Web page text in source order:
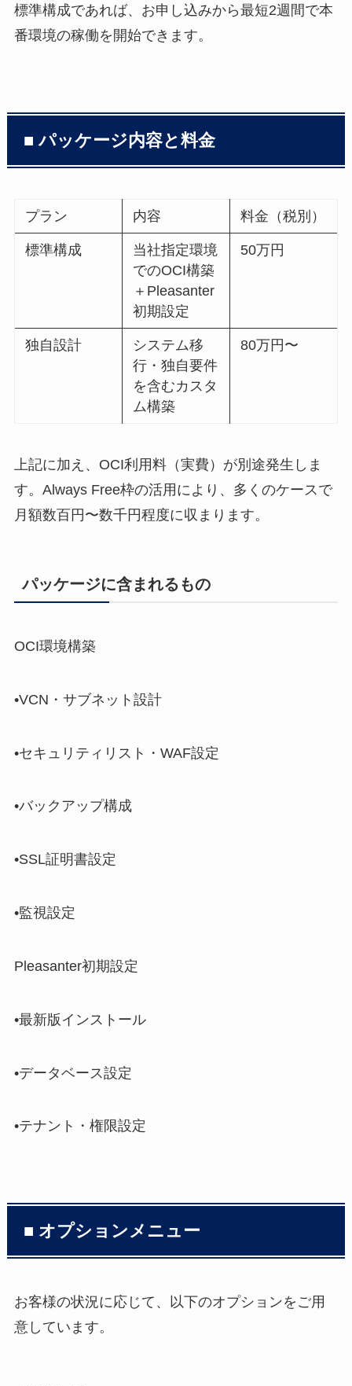
標準構成であれば、お申し込みから最短2週間で本
番環境の稼働を開始できます。
■ パッケージ内容と料金
プラン 内容 料金（税別）
標準構成
当社指定環境
でのOCI構築
＋Pleasanter
初期設定
50万円
独自設計
システム移
行・独自要件
を含むカスタ
ム構築
80万円〜
上記に加え、OCI利用料（実費）が別途発生しま
す。Always Free枠の活用により、多くのケースで
月額数百円〜数千円程度に収まります。
パッケージに含まれるもの
OCI環境構築
•VCN・サブネット設計
•セキュリティリスト・WAF設定
•バックアップ構成
•SSL証明書設定
•監視設定
Pleasanter初期設定
•最新版インストール
•データベース設定
•テナント・権限設定
■ オプションメニュー
お客様の状況に応じて、以下のオプションをご用
意しています。